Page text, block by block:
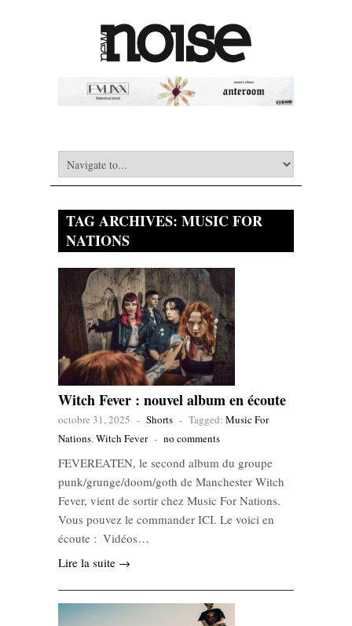
TAG ARCHIVES: MUSIC FOR
NATIONS
Witch Fever : nouvel album en écoute
octobre 31, 2025 - Shorts - Tagged: Music For
Nations,Witch Fever - no comments
FEVEREATEN, le second album du groupe
punk/grunge/doom/goth de Manchester Witch
Fever, vient de sortir chez Music For Nations.
Vous pouvez le commander ICI. Le voici en
écoute : Vidéos…
Lire la suite →